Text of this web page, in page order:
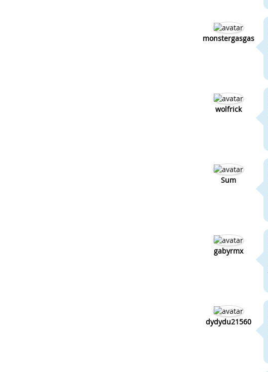
monstergasgas
wolfrick
Sum
gabyrmx
dydydu21560